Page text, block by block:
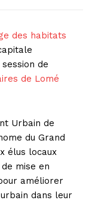
des habitats
de
de Lomé
Urbain de
du Grand
élus locaux
mise en
améliorer
dans leur